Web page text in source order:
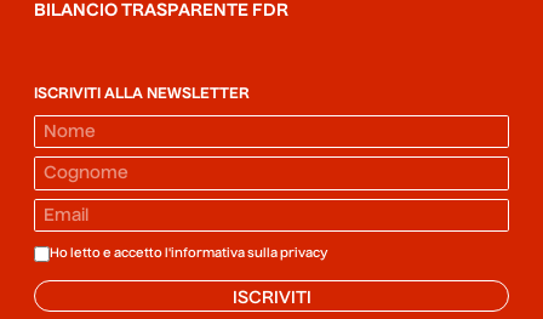
BILANCIO TRASPARENTE FDR
ISCRIVITI ALLA NEWSLETTER
Ho letto e accetto l'informativa sulla privacy
ISCRIVITI